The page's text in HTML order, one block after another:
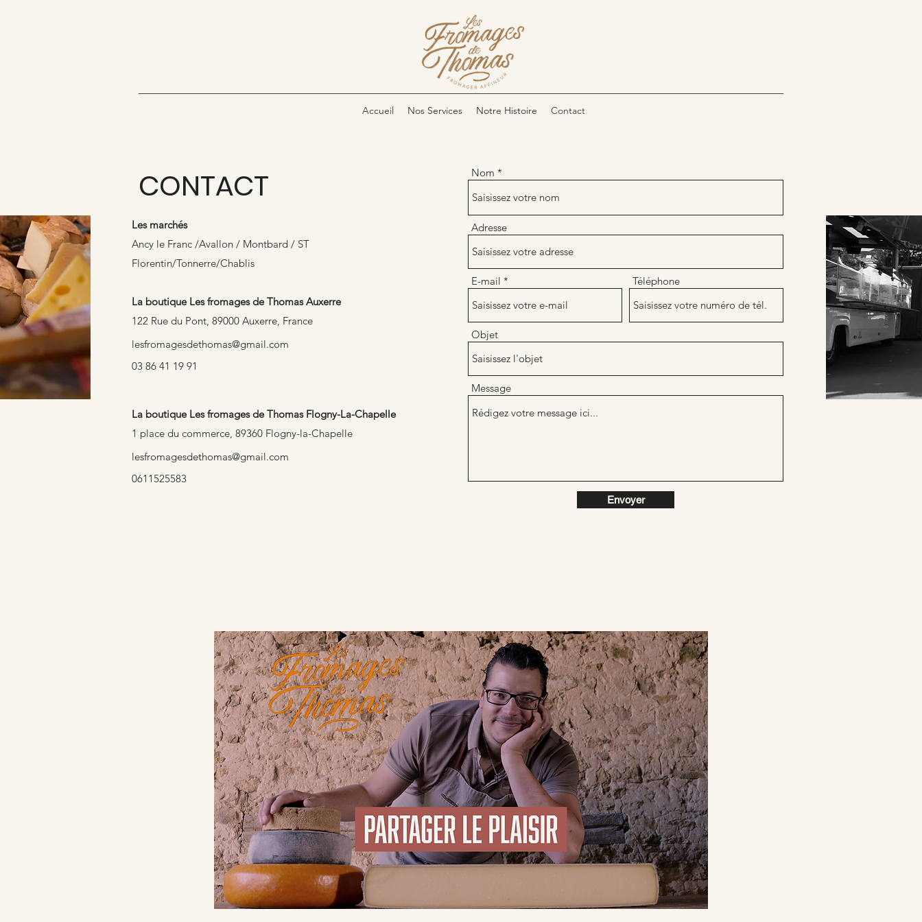
Accueil Nos Services Notre Histoire Contact
CONTACT
Les marchés
Ancy le Franc /Avallon / Montbard / ST
Florentin/Tonnerre/Chablis
La boutique Les fromages de Thomas Auxerre
122 Rue du Pont, 89000 Auxerre, France
lesfromagesdethomas@gmail.com
03 86 41 19 91
La boutique Les fromages de Thomas Flogny-La-Chapelle
1 place du commerce, 89360 Flogny-la-Chapelle
lesfromagesdethomas@gmail.com
0611525583
Nom
Adresse
E-mail Téléphone
Objet
Message
Envoyer